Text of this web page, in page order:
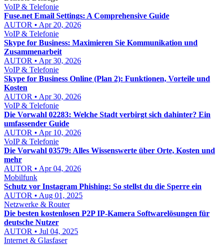
VoIP & Telefonie
Fuse.net Email Settings: A Comprehensive Guide
AUTOR • Apr 20, 2026
VoIP & Telefonie
Skype for Business: Maximieren Sie Kommunikation und
Zusammenarbeit
AUTOR • Apr 30, 2026
VoIP & Telefonie
Skype for Business Online (Plan 2): Funktionen, Vorteile und
Kosten
AUTOR • Apr 30, 2026
VoIP & Telefonie
Die Vorwahl 02283: Welche Stadt verbirgt sich dahinter? Ein
umfassender Guide
AUTOR • Apr 10, 2026
VoIP & Telefonie
Die Vorwahl 03579: Alles Wissenswerte über Orte, Kosten und
mehr
AUTOR • Apr 04, 2026
Mobilfunk
Schutz vor Instagram Phishing: So stellst du die Sperre ein
AUTOR • Aug 01, 2025
Netzwerke & Router
Die besten kostenlosen P2P IP-Kamera Softwarelösungen für
deutsche Nutzer
AUTOR • Jul 04, 2025
Internet & Glasfaser